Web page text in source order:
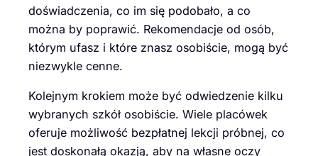
doświadczenia, co im się podobało, a co
można by poprawić. Rekomendacje od osób,
którym ufasz i które znasz osobiście, mogą być
niezwykle cenne.
Kolejnym krokiem może być odwiedzenie kilku
wybranych szkół osobiście. Wiele placówek
oferuje możliwość bezpłatnej lekcji próbnej, co
jest doskonałą okazją, aby na własne oczy